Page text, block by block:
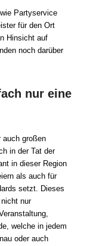
Partyservice
für den Ort
Hinsicht auf
noch darüber
nur eine
auch großen
in der Tat der
in dieser Region
als auch für
setzt. Dieses
nur
welche in jedem
oder auch